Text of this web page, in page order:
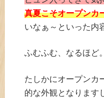
真夏こそオープンカ
いなぁ～といった内
ふむふむ、なるほど。
たしかにオープンカ
的な外観となります